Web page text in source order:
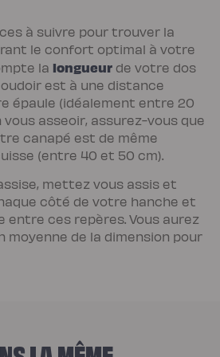
à suivre pour trouver la
le confort optimal à votre
la longueur de votre dos
est à une distance
épaule (idéalement entre 20
vous asseoir, assurez-vous que
canapé est de même
(entre 40 et 50 cm).
mettez vous assis et
côté de votre hanche et
entre ces repères. Vous aurez
moyenne de la dimension pour